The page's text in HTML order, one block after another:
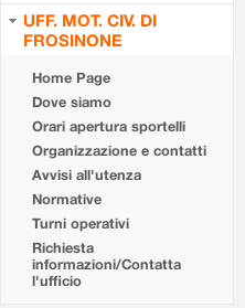
UFF. MOT. CIV. DI
FROSINONE
Home Page
Dove siamo
Orari apertura sportelli
Organizzazione e contatti
Avvisi all'utenza
Normative
Turni operativi
Richiesta
informazioni/Contatta
l'ufficio